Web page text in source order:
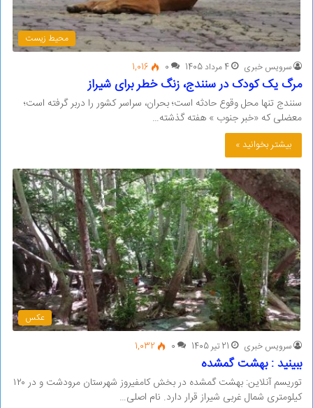
محیط زیست
سرویس خبری 4 مرداد 1405 0
1,016
مرگ یک کودک در سنندج، زنگ خطر برای شیراز
سنندج تنها محل وقوع حادثه است؛ بحران، سراسر کشور را دربر گرفته است؛
معضلی که «خبر جنوب » هفته گذشته…
بیشتر بخوانید »
عکس
سرویس خبری 21 تیر 1405 0
1,032
ببینید : بهشت گمشده
توریسم آنلاین: بهشت گمشده در بخش کامفیروز شهرستان مرودشت و در ۱۲۰
کیلومتری شمال غربی شیراز قرار دارد. نام اصلی…